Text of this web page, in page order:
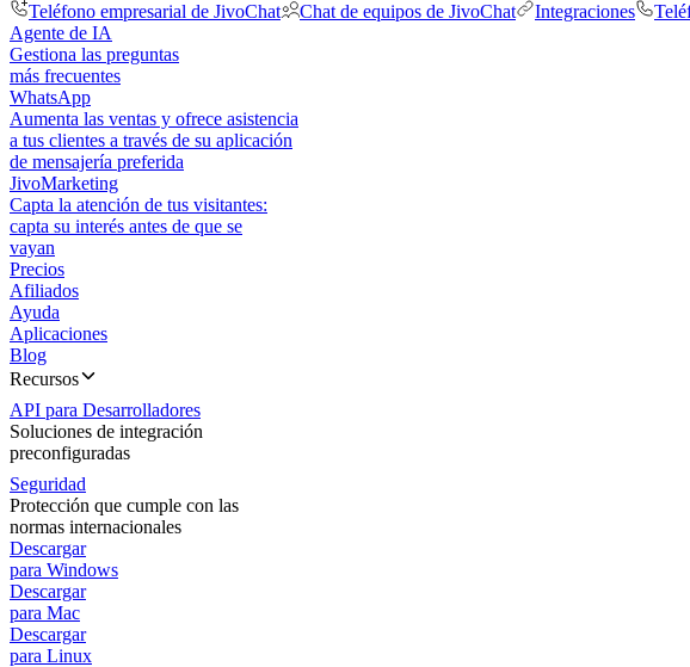
Teléfono empresarial de JivoChat
Chat de equipos de JivoChat Integraciones
Agente de IA
Gestiona las preguntas
más frecuentes
WhatsApp
Aumenta las ventas y ofrece asistencia
a tus clientes a través de su aplicación
de mensajería preferida
JivoMarketing
Capta la atención de tus visitantes:
capta su interés antes de que se
vayan
Precios
Afiliados
Ayuda
Aplicaciones
Blog
Recursos
API para Desarrolladores
Soluciones de integración
preconfiguradas
Seguridad
Protección que cumple con las
normas internacionales
Descargar
para Windows
Descargar
para Mac
Descargar
para Linux